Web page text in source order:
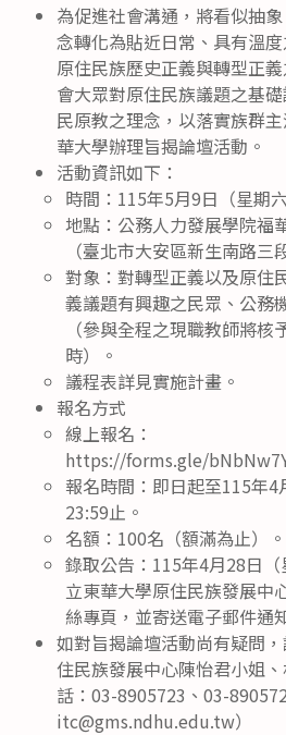
為促進社會溝通，將看似抽
念轉化為貼近日常、具有溫
原住民族歷史正義與轉型正
會大眾對原住民族議題之基
民原教之理念，以落實族群
華大學辦理旨揭論壇活動。
活動資訊如下：
時間：115年5月9日（星期
地點：公務人力發展學院福
（臺北市大安區新生南路三
對象：對轉型正義以及原住
義議題有興趣之民眾、公務
（參與全程之現職教師將
時）。
議程表詳見實施計畫。
報名方式
線上報名：
https://forms.gle/
報名時間：即日起至115年4
23:59止。
名額：100名（額滿為止）。
錄取公告：115年4月28日
立東華大學原住民族發展中
絲專頁，並寄送電子郵件通
如對旨揭論壇活動尚有疑問
住民族發展中心陳怡君小姐
話：03-8905723、03-
itc@gms.ndhu.edu.tw）